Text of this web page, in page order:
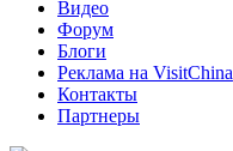
Видео
Форум
Блоги
Реклама на VisitChina
Контакты
Партнеры